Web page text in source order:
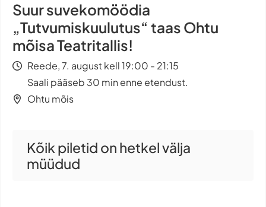
Suur suvekomöödia
„Tutvumiskuulutus“ taas Ohtu
mõisa Teatritallis!
Reede, 7. august kell 19:00 - 21:15
Saali pääseb 30 min enne etendust.
Ohtu mõis
Kõik piletid on hetkel välja
müüdud